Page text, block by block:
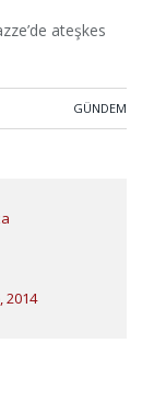
ateşkes
GÜNDEM
2014